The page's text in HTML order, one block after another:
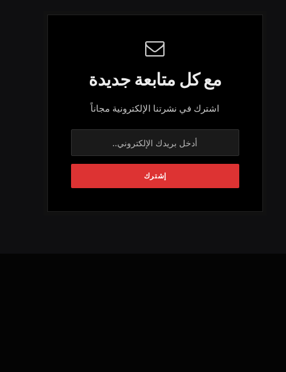
مع كل متابعة جديدة
اشترك في نشرتنا الإلكترونية مجاناً